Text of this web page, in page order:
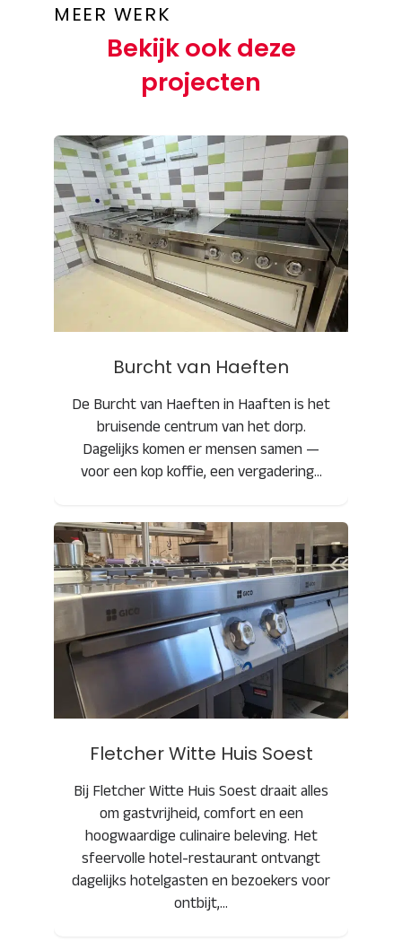
MEER WERK
Bekijk ook deze
projecten
Burcht van Haeften
Burcht van Haeften
De Burcht van Haeften in Haaften is het
bruisende centrum van het dorp.
Dagelijks komen er mensen samen —
voor een kop koffie, een vergadering…
Fletcher Witte Huis Soest
Fletcher Witte Huis Soest
Bij Fletcher Witte Huis Soest draait alles
om gastvrijheid, comfort en een
hoogwaardige culinaire beleving. Het
sfeervolle hotel-restaurant ontvangt
dagelijks hotelgasten en bezoekers voor
ontbijt,…